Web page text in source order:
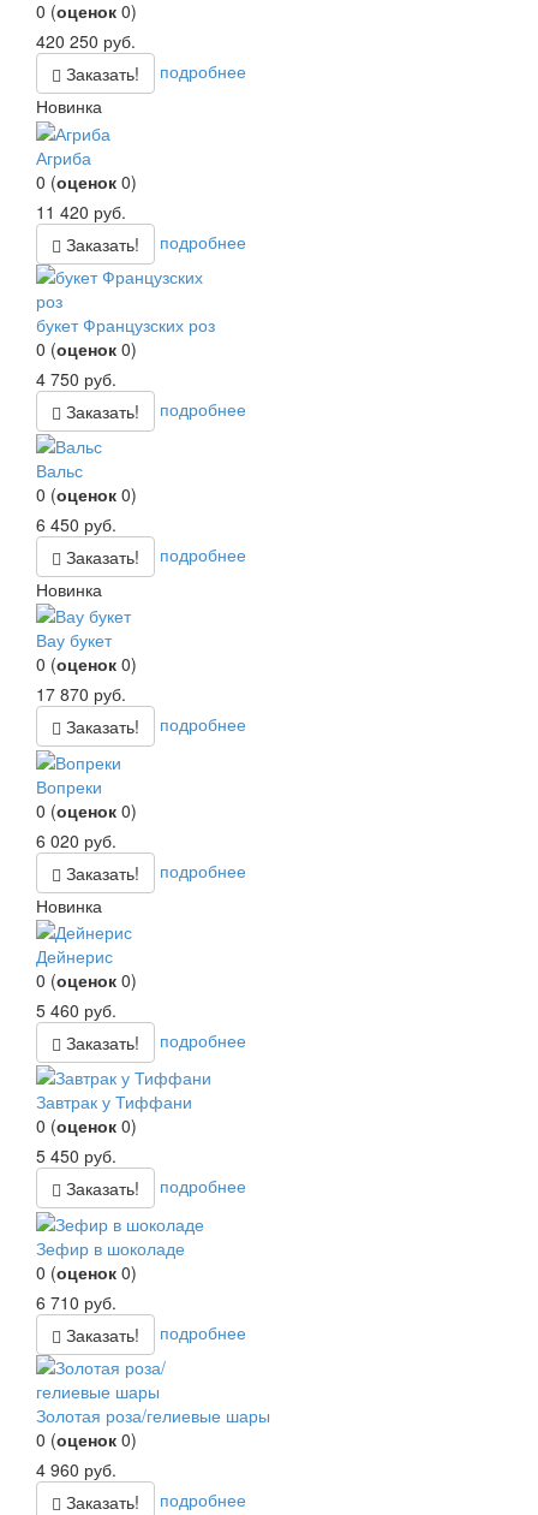
0 (оценок 0)
420 250 руб.
Заказать!
подробнее
Новинка
Агриба
0 (оценок 0)
11 420 руб.
Заказать!
подробнее
букет Французских роз
0 (оценок 0)
4 750 руб.
Заказать!
подробнее
Вальс
0 (оценок 0)
6 450 руб.
Заказать!
подробнее
Новинка
Вау букет
0 (оценок 0)
17 870 руб.
Заказать!
подробнее
Вопреки
0 (оценок 0)
6 020 руб.
Заказать!
подробнее
Новинка
Дейнерис
0 (оценок 0)
5 460 руб.
Заказать!
подробнее
Завтрак у Тиффани
0 (оценок 0)
5 450 руб.
Заказать!
подробнее
Зефир в шоколаде
0 (оценок 0)
6 710 руб.
Заказать!
подробнее
Золотая роза/гелиевые шары
0 (оценок 0)
4 960 руб.
Заказать!
подробнее